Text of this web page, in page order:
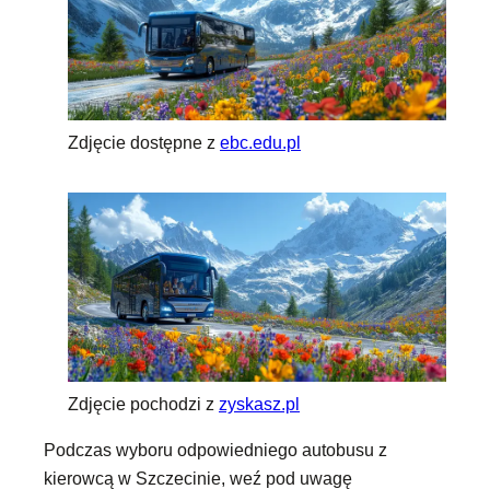
Zdjęcie dostępne z ebc.edu.pl
Zdjęcie pochodzi z zyskasz.pl
Podczas wyboru odpowiedniego autobusu z
kierowcą w Szczecinie, weź pod uwagę